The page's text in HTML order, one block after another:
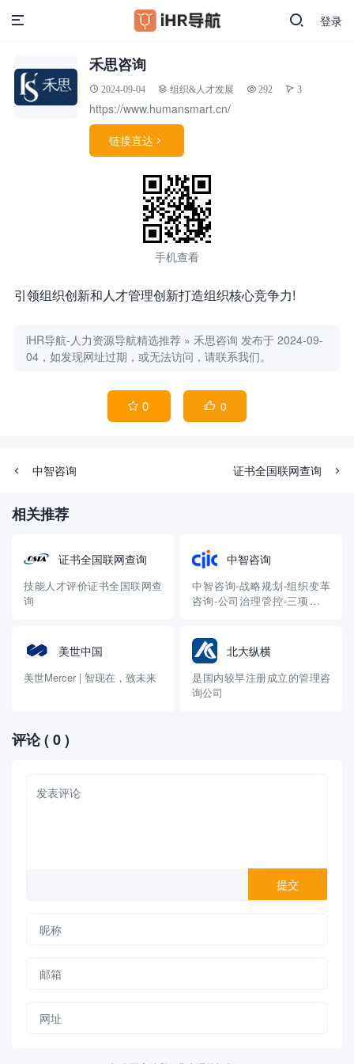
登录
禾思咨询
2024-09-04 组织&人才发展 292 3
https://www.humansmart.cn/
链接直达 
手机查看
引领组织创新和人才管理创新打造组织核心竞争力!
iHR导航-人力资源导航精选推荐 » 禾思咨询 发布于 2024-09-
04，如发现网址过期，或无法访问，请联系我们。
 0  0
中智咨询 证书全国联网查询
相关推荐
证书全国联网查询
技能人才评价证书全国联网查
询
中智咨询
中智咨询-战略规划-组织变革
咨询-公司治理管控-三项制度
美世中国
美世Mercer | 智现在，致未来
北大纵横
是国内较早注册成立的管理咨
询公司
评论( 0 )